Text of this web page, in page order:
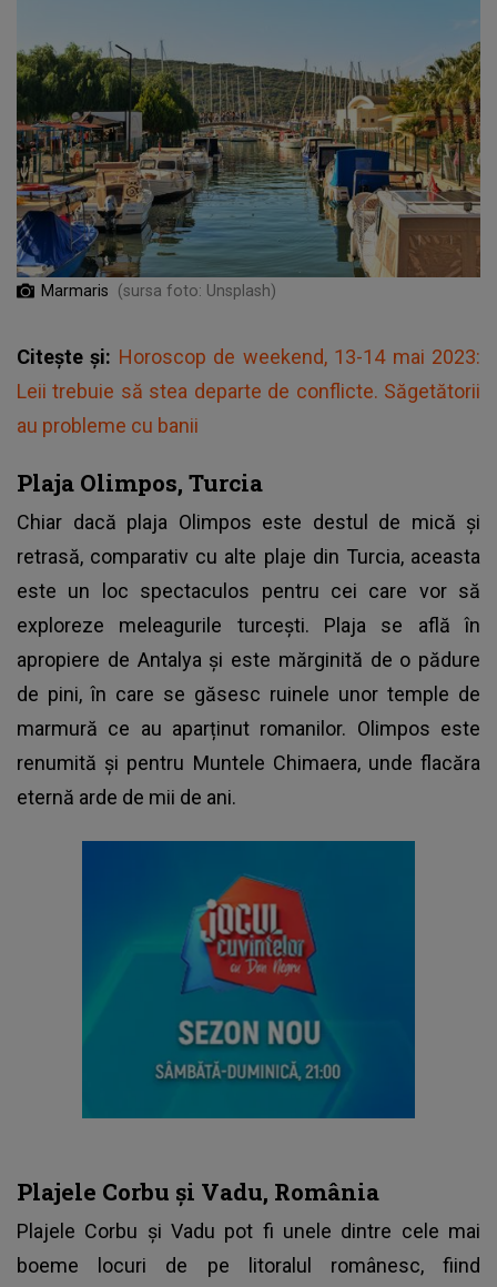
Marmaris (sursa foto: Unsplash)
Citește și: Horoscop de weekend, 13-14 mai 2023:
Leii trebuie să stea departe de conflicte. Săgetătorii
au probleme cu banii
Plaja Olimpos, Turcia
Chiar dacă plaja Olimpos este destul de mică și
retrasă, comparativ cu alte plaje din Turcia, aceasta
este un loc spectaculos pentru cei care vor să
exploreze meleagurile turcești. Plaja se află în
apropiere de Antalya și este mărginită de o pădure
de pini, în care se găsesc ruinele unor temple de
marmură ce au aparținut romanilor. Olimpos este
renumită și pentru Muntele Chimaera, unde flacăra
eternă arde de mii de ani.
Plajele Corbu și Vadu, România
Plajele Corbu și Vadu pot fi unele dintre cele mai
boeme locuri de pe litoralul românesc, fiind